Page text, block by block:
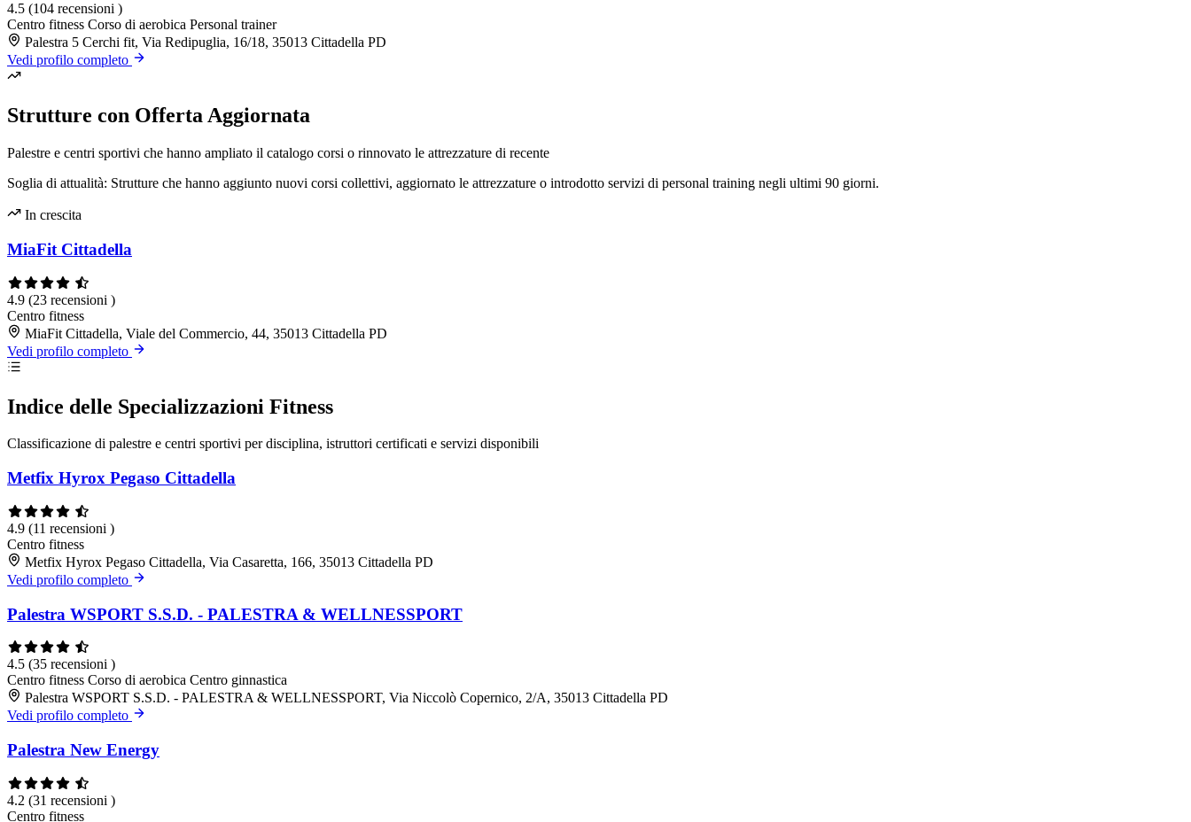
4.5 (104 recensioni )
Centro fitness Corso di aerobica Personal trainer
Palestra 5 Cerchi fit, Via Redipuglia, 16/18, 35013 Cittadella PD
Vedi profilo completo
Strutture con Offerta Aggiornata
Palestre e centri sportivi che hanno ampliato il catalogo corsi o rinnovato le attrezzature di recente
Soglia di attualità: Strutture che hanno aggiunto nuovi corsi collettivi, aggiornato le attrezzature o introdotto servizi di personal training negli ultimi 90 giorni.
In crescita
MiaFit Cittadella
4.9 (23 recensioni )
Centro fitness
MiaFit Cittadella, Viale del Commercio, 44, 35013 Cittadella PD
Vedi profilo completo
Indice delle Specializzazioni Fitness
Classificazione di palestre e centri sportivi per disciplina, istruttori certificati e servizi disponibili
Metfix Hyrox Pegaso Cittadella
4.9 (11 recensioni )
Centro fitness
Metfix Hyrox Pegaso Cittadella, Via Casaretta, 166, 35013 Cittadella PD
Vedi profilo completo
Palestra WSPORT S.S.D. - PALESTRA & WELLNESSPORT
4.5 (35 recensioni )
Centro fitness Corso di aerobica Centro ginnastica
Palestra WSPORT S.S.D. - PALESTRA & WELLNESSPORT, Via Niccolò Copernico, 2/A, 35013 Cittadella PD
Vedi profilo completo
Palestra New Energy
4.2 (31 recensioni )
Centro fitness